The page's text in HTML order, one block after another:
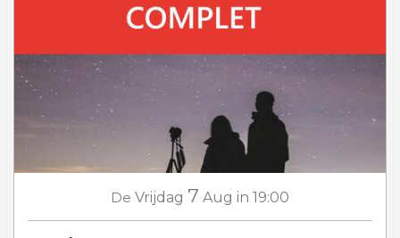
De Vrijdag 7 Aug in 19:00